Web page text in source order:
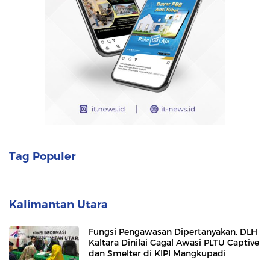
Tag Populer
Kalimantan Utara
Fungsi Pengawasan Dipertanyakan, DLH
Kaltara Dinilai Gagal Awasi PLTU Captive
dan Smelter di KIPI Mangkupadi